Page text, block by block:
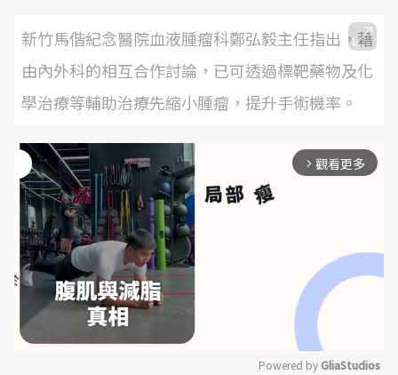
新竹馬偕紀念醫院血液腫瘤科鄭弘毅主任指出，藉
由內外科的相互合作討論，已可透過標靶藥物及化
學治療等輔助治療先縮小腫瘤，提升手術機率。
arrow_forward_ios 觀看更多
Powered by GliaStudios